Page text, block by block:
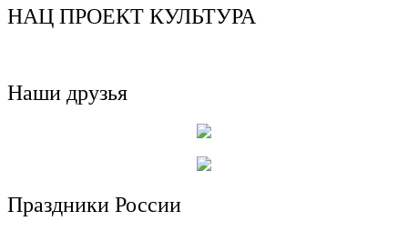
НАЦ ПРОЕКТ КУЛЬТУРА
Наши друзья
Праздники России